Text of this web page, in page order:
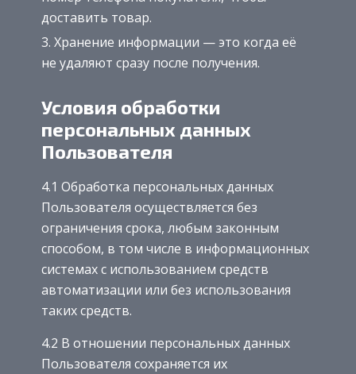
доставить товар.
Хранение информации — это когда её
не удаляют сразу после получения.
Условия обработки
персональных данных
Пользователя
4.1 Обработка персональных данных
Пользователя осуществляется без
ограничения срока, любым законным
способом, в том числе в информационных
системах с использованием средств
автоматизации или без использования
таких средств.
4.2 В отношении персональных данных
Пользователя сохраняется их